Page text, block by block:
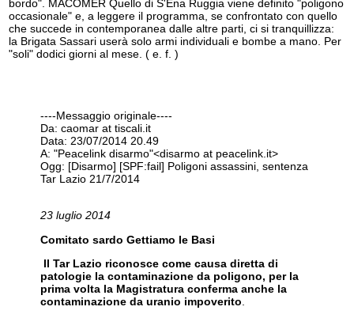
bordo". MACOMER Quello di S'Ena Ruggia viene definito "poligono
occasionale" e, a leggere il programma, se confrontato con quello
che succede in contemporanea dalle altre parti, ci si tranquillizza:
la Brigata Sassari userà solo armi individuali e bombe a mano. Per
"soli" dodici giorni al mese. ( e. f. )
----Messaggio originale----
Da: caomar at tiscali.it
Data: 23/07/2014 20.49
A: "Peacelink disarmo"<disarmo at peacelink.it>
Ogg: [Disarmo] [SPF:fail] Poligoni assassini, sentenza
Tar Lazio 21/7/2014
23 luglio 2014
Comitato sardo Gettiamo le Basi
Il Tar Lazio riconosce come causa diretta di
patologie la contaminazione da poligono, per la
prima volta la Magistratura conferma anche la
contaminazione da uranio impoverito